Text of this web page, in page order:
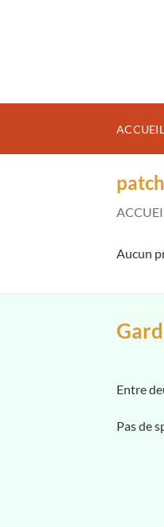
ACCUEIL
Aucun
Entre
Pas de